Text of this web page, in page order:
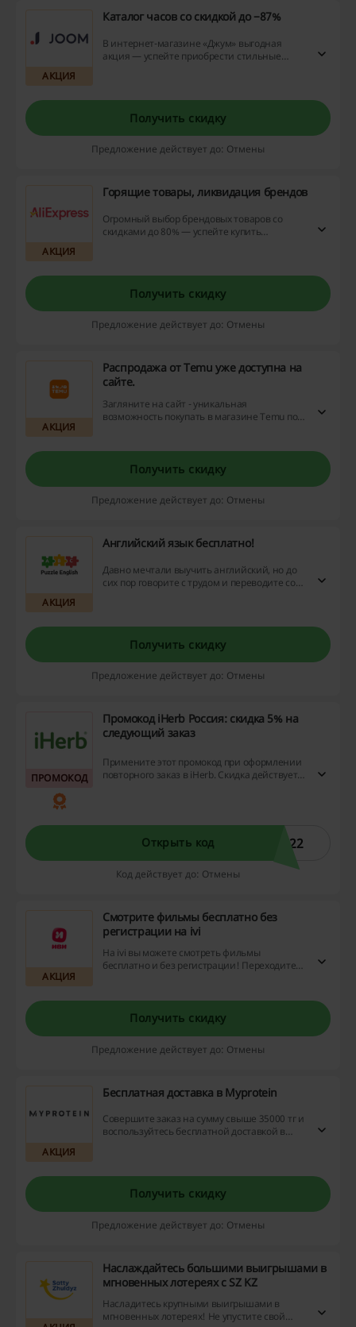
АКЦИЯ
Каталог часов со скидкой до −87%
В интернет-магазине «Джум» выгодная
акция — успейте приобрести стильные
Получить скидку
Предложение действует до: Отмены
АКЦИЯ
Горящие товары, ликвидация брендов
Огромный выбор брендовых товаров со
скидками до 80% — успейте купить
наличии на российском складе.
Получить скидку
Предложение действует до: Отмены
АКЦИЯ
Распродажа от Temu уже доступна на
сайте.
Загляните на сайт - уникальная
возможность покупать в магазине Temu по
выгодными предложениями и получите
кэшбэк прямо сейчас!
Получить скидку
Предложение действует до: Отмены
АКЦИЯ
Английский язык бесплатно!
Давно мечтали выучить английский, но до
сих пор говорите с трудом и переводите со
Получить скидку
Предложение действует до: Отмены
ПРОМОКОД
Промокод iHerb Россия: скидка 5% на
следующий заказ
Примените этот промокод при оформлении
повторного заказ в iHerb. Скидка действует
Открыть код 422
Код действует до: Отмены
АКЦИЯ
Смотрите фильмы бесплатно без
регистрации на ivi
На ivi вы можете смотреть фильмы
бесплатно и без регистрации! Переходите
платите за пользование порталом!
Получить скидку
Предложение действует до: Отмены
АКЦИЯ
Бесплатная доставка в Myprotein
Совершите заказ на сумму свыше 35000 тг и
воспользуйтесь бесплатной доставкой в
Получить скидку
Предложение действует до: Отмены
Наслаждайтесь большими выигрышами в
мгновенных лотереях с SZ KZ
Насладитесь крупными выигрышами в
мгновенных лотереях! Не упустите свой